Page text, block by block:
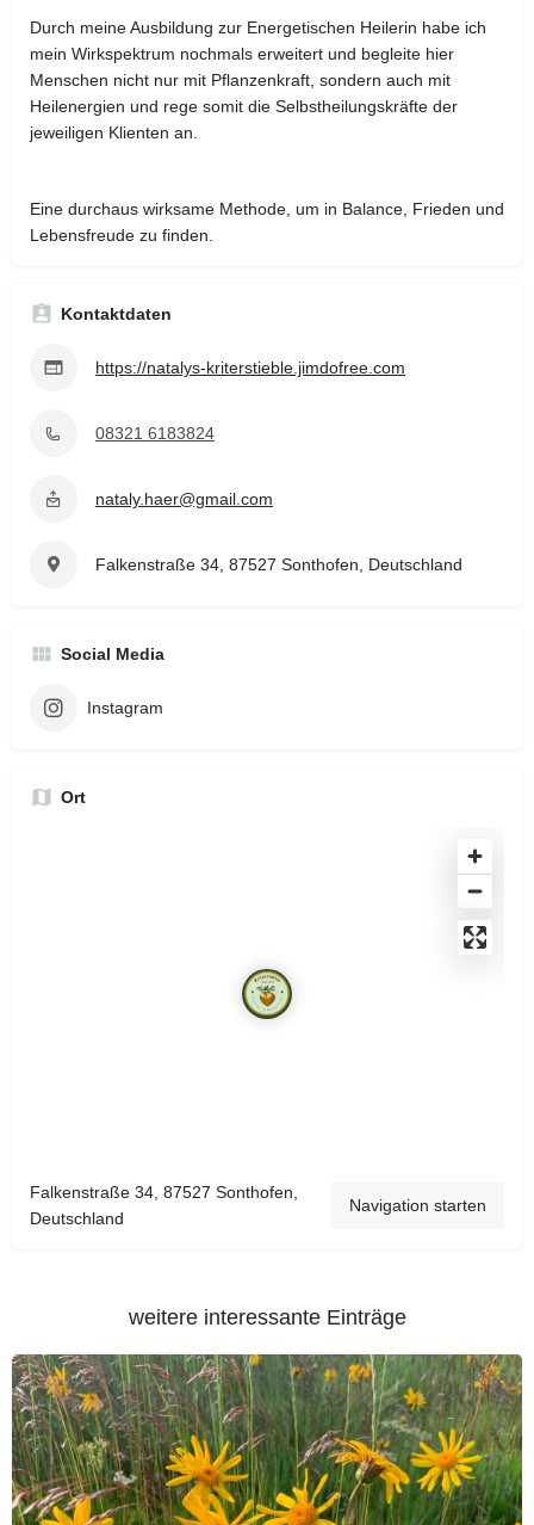
Durch meine Ausbildung zur Energetischen Heilerin habe ich
mein Wirkspektrum nochmals erweitert und begleite hier
Menschen nicht nur mit Pflanzenkraft, sondern auch mit
Heilenergien und rege somit die Selbstheilungskräfte der
jeweiligen Klienten an.
Eine durchaus wirksame Methode, um in Balance, Frieden und
Lebensfreude zu finden.
Kontaktdaten
https://natalys-kriterstieble.jimdofree.com
08321 6183824
nataly.haer@gmail.com
Falkenstraße 34, 87527 Sonthofen, Deutschland
Social Media
Instagram
Ort
Falkenstraße 34, 87527 Sonthofen,
Deutschland
Navigation starten
weitere interessante Einträge